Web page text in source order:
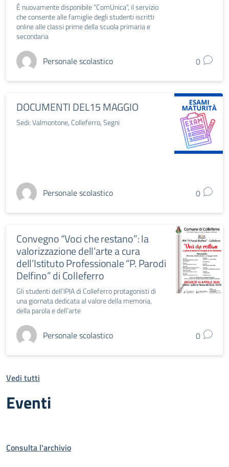
È nuovamente disponibile “ComUnica”, il servizio
che consente alle famiglie degli studenti iscritti
online alle classi prime della scuola primaria e
secondaria
Personale scolastico 0
DOCUMENTI DEL15 MAGGIO
Sedi: Valmontone, Colleferro, Segni
Personale scolastico 0
Convegno “Voci che restano”: la
valorizzazione dell’arte a cura
dell’Istituto Professionale “P. Parodi
Delfino” di Colleferro
Gli studenti dell’IPIA di Colleferro protagonisti di
una giornata dedicata al valore della memoria,
della parola e dell’arte
Personale scolastico 0
Vedi tutti
Eventi
Consulta l'archivio